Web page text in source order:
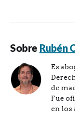
Sobre Rubén
Es
de
Fue
en los